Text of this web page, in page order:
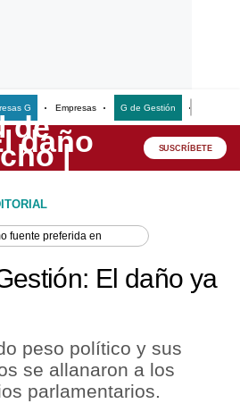
G Empresas G de Gestión
SUSCRÍBETE
fuente preferida en
El daño ya
peso político y sus
se allanaron a los
parlamentarios.